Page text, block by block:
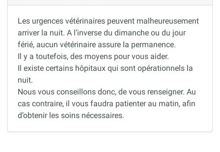
Les urgences vétérinaires peuvent malheureusement
arriver la nuit. A l’inverse du dimanche ou du jour
férié, aucun vétérinaire assure la permanence.
Il y a toutefois, des moyens pour vous aider.
Il existe certains hôpitaux qui sont opérationnels la
nuit.
Nous vous conseillons donc, de vous renseigner. Au
cas contraire, il vous faudra patienter au matin, afin
d’obtenir les soins nécessaires.